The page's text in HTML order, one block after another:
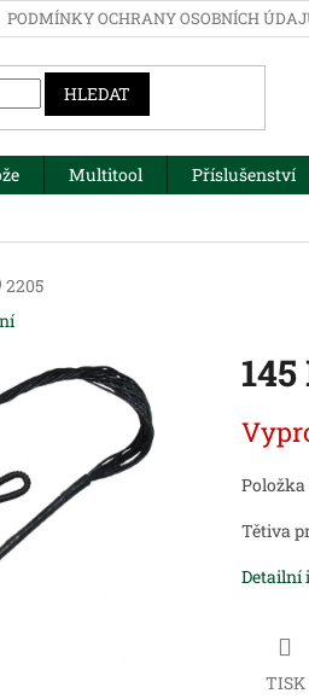
PODMÍNKY OCHRANY OSOBNÍCH
HLEDAT
Multitool Příslušenství
2205
cena:
Tětiva
Detailní
TISK